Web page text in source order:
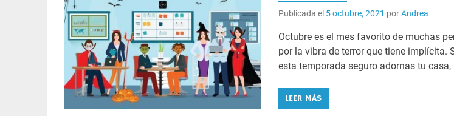
Publicada el 5 octubre, 2021 porAndrea
Octubre es el mes favorito de muchas
por la vibra de terror que tiene implícita.
esta temporada seguro adornas tu casa,
LEER MÁS